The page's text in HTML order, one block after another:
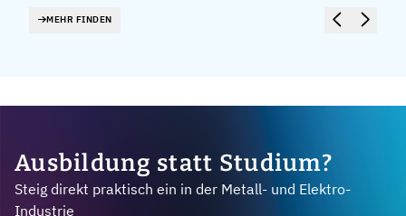
MEHR FINDEN
Ausbildung statt Studium?
Steig direkt praktisch ein in der Metall- und Elektro-
Industrie